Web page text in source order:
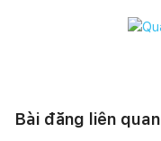
Bài đăng liên quan